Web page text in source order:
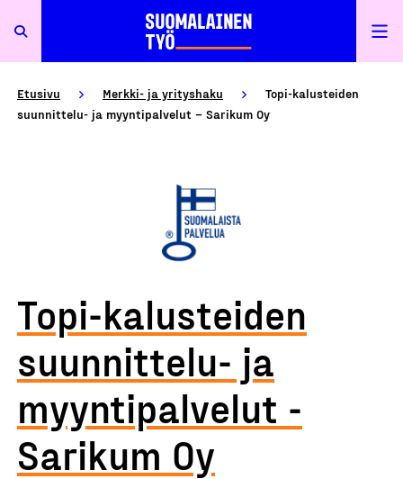
Etusivu Merkki- ja yrityshaku
Topi-kalusteiden
suunnittelu- ja myyntipalvelut – Sarikum Oy
Topi-kalusteiden
suunnittelu- ja
myyntipalvelut -
Sarikum Oy